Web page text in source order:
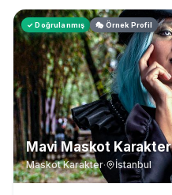
✓ Doğrulanmış 🎭 Örnek Profil
Mavi Maskot Karakter
Maskot Karakter· İstanbul